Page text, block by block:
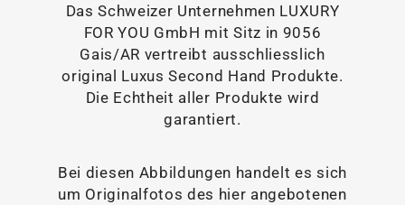
Das Schweizer Unternehmen LUXURY
FOR YOU GmbH mit Sitz in 9056
Gais/AR vertreibt ausschliesslich
original Luxus Second Hand Produkte.
Die Echtheit aller Produkte wird
garantiert.
Bei diesen Abbildungen handelt es sich
um Originalfotos des hier angebotenen